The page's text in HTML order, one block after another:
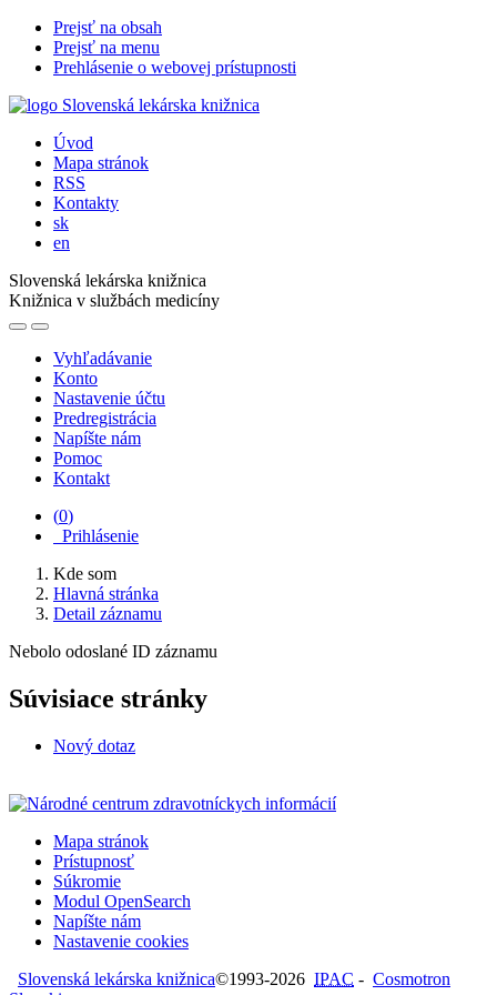
Prejsť na obsah
Prejsť na menu
Prehlásenie o webovej prístupnosti
Úvod
Mapa stránok
RSS
Kontakty
sk
en
Slovenská lekárska knižnica
Knižnica v službách medicíny
Vyhľadávanie
Konto
Nastavenie účtu
Predregistrácia
Napíšte nám
Pomoc
Kontakt
(0)
Prihlásenie
Kde som
Hlavná stránka
Detail záznamu
Nebolo odoslané ID záznamu
Súvisiace stránky
Nový dotaz
Mapa stránok
Prístupnosť
Súkromie
Modul OpenSearch
Napíšte nám
Nastavenie cookies
Slovenská lekárska knižnica©1993-2026 IPAC - Cosmotron